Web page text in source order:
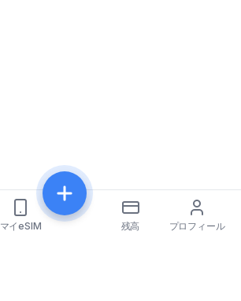
マイeSIM 残高 プロフィール